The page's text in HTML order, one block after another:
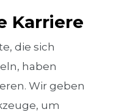
Karriere
die sich
haben
Wir geben
um